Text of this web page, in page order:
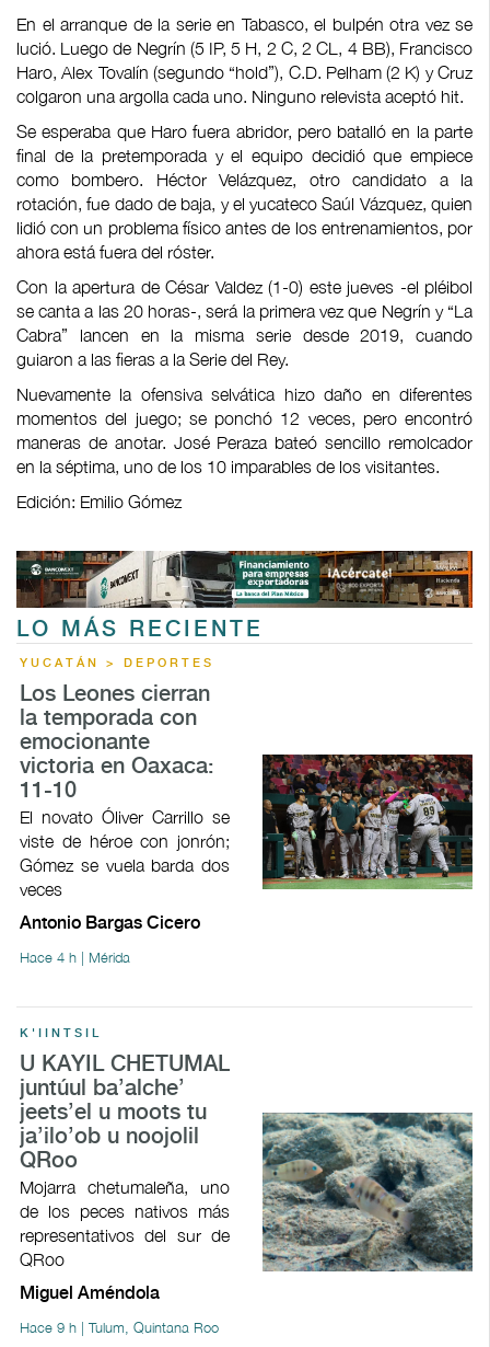
En el arranque de la serie en Tabasco, el bulpén otra vez se
lució. Luego de Negrín (5 IP, 5 H, 2 C, 2 CL, 4 BB), Francisco
Haro, Alex Tovalín (segundo “hold”), C.D. Pelham (2 K) y Cruz
colgaron una argolla cada uno. Ninguno relevista aceptó hit.
Se esperaba que Haro fuera abridor, pero batalló en la parte
final de la pretemporada y el equipo decidió que empiece
como bombero. Héctor Velázquez, otro candidato a la
rotación, fue dado de baja, y el yucateco Saúl Vázquez, quien
lidió con un problema físico antes de los entrenamientos, por
ahora está fuera del róster.
Con la apertura de César Valdez (1-0) este jueves -el pléibol
se canta a las 20 horas-, será la primera vez que Negrín y “La
Cabra” lancen en la misma serie desde 2019, cuando
guiaron a las fieras a la Serie del Rey.
Nuevamente la ofensiva selvática hizo daño en diferentes
momentos del juego; se ponchó 12 veces, pero encontró
maneras de anotar. José Peraza bateó sencillo remolcador
en la séptima, uno de los 10 imparables de los visitantes.
Edición: Emilio Gómez
LO MÁS RECIENTE
YUCATÁN > DEPORTES
Los Leones cierran
la temporada con
emocionante
victoria en Oaxaca:
11-10
El novato Óliver Carrillo se
viste de héroe con jonrón;
Gómez se vuela barda dos
veces
Antonio Bargas Cicero
Hace 4 h | Mérida
K'IINTSIL
U KAYIL CHETUMAL
juntúul ba’alche’
jeets’el u moots tu
ja’ilo’ob u noojolil
QRoo
Mojarra chetumaleña, uno
de los peces nativos más
representativos del sur de
QRoo
Miguel Améndola
Hace 9 h | Tulum, Quintana Roo